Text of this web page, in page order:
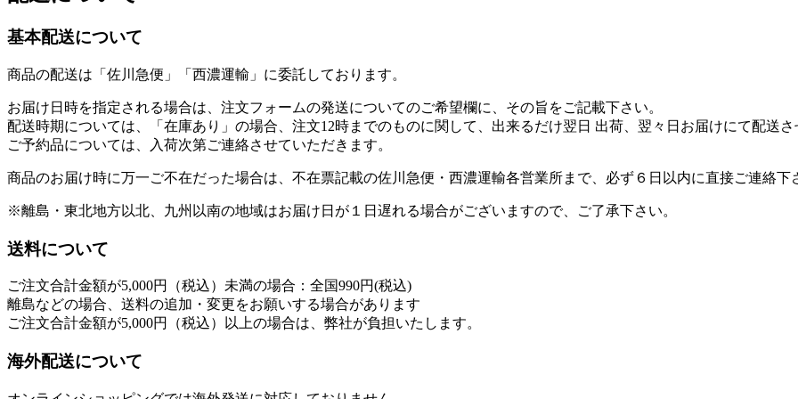
基本配送について
商品の配送は「佐川急便」「西濃運輸」に委託しております。
お届け日時を指定される場合は、注文フォームの発送についてのご希望欄に、その旨をご記載下さい。
配送時期については、「在庫あり」の場合、注文12時までのものに関して、出来るだけ翌日 出荷、翌々日お届けにて配送さ
ご予約品については、入荷次第ご連絡させていただきます。
商品のお届け時に万一ご不在だった場合は、不在票記載の佐川急便・西濃運輸各営業所まで、必ず６日以内に直接ご連絡下
※離島・東北地方以北、九州以南の地域はお届け日が１日遅れる場合がございますので、ご了承下さい。
送料について
ご注文合計金額が5,000円（税込）未満の場合：全国990円(税込)
離島などの場合、送料の追加・変更をお願いする場合があります
ご注文合計金額が5,000円（税込）以上の場合は、弊社が負担いたします。
海外配送について